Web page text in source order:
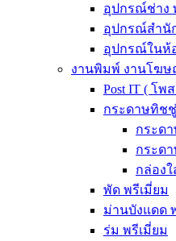
อุปกรณ์ช่าง
อุปกรณ์สำนั
อุปกรณ์ในห้
งานพิมพ์ งานโฆ
Post IT ( โพ
กระดาษทิช
กระด
กระด
กล่อง
พัด พรีเมี่ยม
ม่านบังแดด
ร่ม พรีเมี่ยม